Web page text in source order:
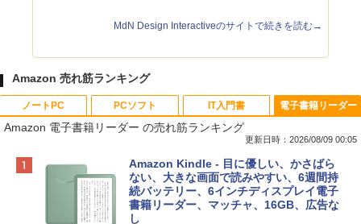
MdN Design Interactiveのサイトで続きを読む→
Amazon 売れ筋ランキング
ノートPC
Apple 2026 MacBook Neo A18 Proチッ
プ搭載13インチノートブック：AIとAppl
e Intelligenceのために設計、Liquid Ret
inaディスプレイ、8GBユニファイドメモ
リ、512GB SSDストレージ、1080p Fac
PCソフト
Robloxギフトカード - 800 Robux 【限
定バーチャルアイテムを含む】 【オンラ
インゲームコード】 ロブロックス | オン
ラインコード版
IT入門書
生成AIパスポート公式テキスト 第４版
￥1,766
電子書籍リーダー
Amazon 電子書籍リーダー の売れ筋ランキング
更新日時：2026/08/09 00:05
Amazon Kindle - 目に優しい、かさばら
ない、大きな画面で読みやすい、6週間持
続バッテリー、6インチディスプレイ電子
書籍リーダー、マッチャ、16GB、広告な
し